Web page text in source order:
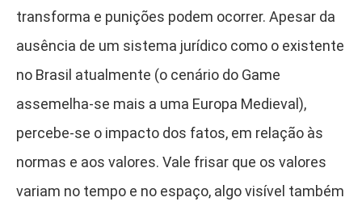
transforma e punições podem ocorrer. Apesar da
ausência de um sistema jurídico como o existente
no Brasil atualmente (o cenário do Game
assemelha-se mais a uma Europa Medieval),
percebe-se o impacto dos fatos, em relação às
normas e aos valores. Vale frisar que os valores
variam no tempo e no espaço, algo visível também